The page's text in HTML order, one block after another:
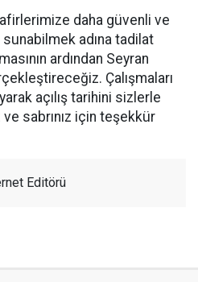
daha güvenli ve
adına tadilat
ardından Seyran
Çalışmaları
açılış tarihini sizlerle
ve sabrınız için teşekkür
Editörü